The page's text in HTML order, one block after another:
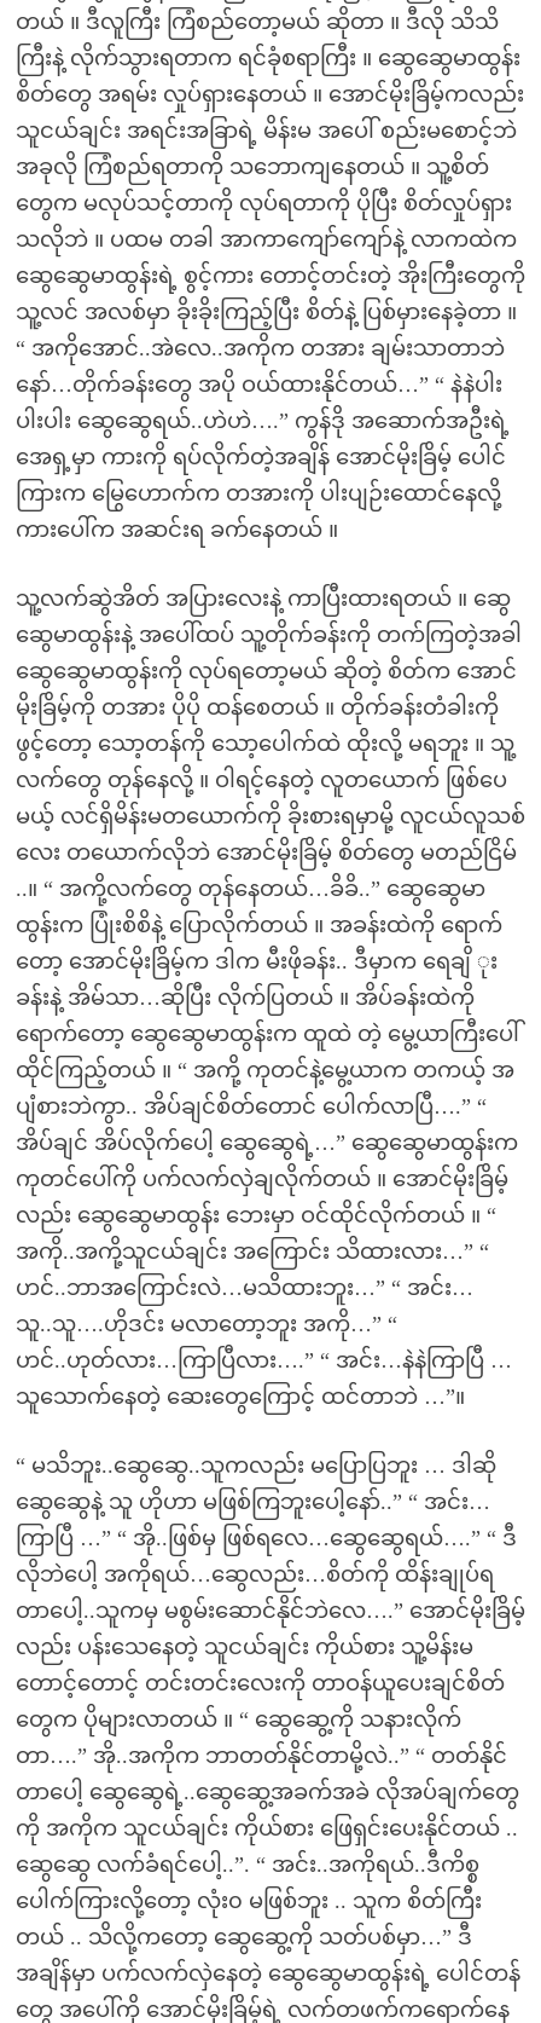
တယ် ။ ဒီလူကြီး ကြံစည်တော့မယ် ဆိုတာ ။ ဒီလို သိသိ
ကြီးနဲ့ လိုက်သွားရတာက ရင်ခုံစရာကြီး ။ ဆွေဆွေမာထွန်း
စိတ်တွေ အရမ်း လှုပ်ရှားနေတယ် ။ အောင်မိုးခြိမ့်ကလည်း
သူငယ်ချင်း အရင်းအခြာရဲ့ မိန်းမ အပေါ် စည်းမစောင့်ဘဲ
အခုလို ကြံစည်ရတာကို သဘောကျနေတယ် ။ သူ့စိတ်
တွေက မလုပ်သင့်တာကို လုပ်ရတာကို ပိုပြီး စိတ်လှုပ်ရှား
သလိုဘဲ ။ ပထမ တခါ အာကာကျော်ကျော်နဲ့ လာကထဲက
ဆွေဆွေမာထွန်းရဲ့ စွင့်ကား တောင့်တင်းတဲ့ အိုးကြီးတွေကို
သူ့လင် အလစ်မှာ ခိုးခိုးကြည့်ပြီး စိတ်နဲ့ ပြစ်မှားနေခဲ့တာ ။
“ အကိုအောင်..အဲလေ..အကိုက တအား ချမ်းသာတာဘဲ
နော်…တိုက်ခန်းတွေ အပို ဝယ်ထားနိုင်တယ်…” “ နဲနဲပါး
ပါးပါး ဆွေဆွေရယ်..ဟဲဟဲ….” ကွန်ဒို အဆောက်အဦးရဲ့
အေရှ့မှာ ကားကို ရပ်လိုက်တဲ့အချိန် အောင်မိုးခြိမ့် ပေါင်
ကြားက မြွေဟောက်က တအားကို ပါးပျဉ်းထောင်နေလို့
ကားပေါ်က အဆင်းရ ခက်နေတယ် ။
သူ့လက်ဆွဲအိတ် အပြားလေးနဲ့ ကာပြီးထားရတယ် ။ ဆွေ
ဆွေမာထွန်းနဲ့ အပေါ်ထပ် သူ့တိုက်ခန်းကို တက်ကြတဲ့အခါ
ဆွေဆွေမာထွန်းကို လုပ်ရတော့မယ် ဆိုတဲ့ စိတ်က အောင်
မိုးခြိမ့်ကို တအား ပိုပို ထန်စေတယ် ။ တိုက်ခန်းတံခါးကို
ဖွင့်တော့ သော့တန်ကို သော့ပေါက်ထဲ ထိုးလို့ မရဘူး ။ သူ့
လက်တွေ တုန်နေလို့ ။ ဝါရင့်နေတဲ့ လူတယောက် ဖြစ်ပေ
မယ့် လင်ရှိမိန်းမတယောက်ကို ခိုးစားရမှာမို့ လူငယ်လူသစ်
လေး တယောက်လိုဘဲ အောင်မိုးခြိမ့် စိတ်တွေ မတည်ငြိမ်
..။ “ အကို့လက်တွေ တုန်နေတယ်…ခိခိ..” ဆွေဆွေမာ
ထွန်းက ပြုံးစိစိနဲ့ ပြောလိုက်တယ် ။ အခန်းထဲကို ရောက်
တော့ အောင်မိုးခြိမ့်က ဒါက မီးဖိုခန်း.. ဒီမှာက ရေချိ ုး
ခန်းနဲ့ အိမ်သာ…ဆိုပြီး လိုက်ပြတယ် ။ အိပ်ခန်းထဲကို
ရောက်တော့ ဆွေဆွေမာထွန်းက ထူထဲ တဲ့ မွေ့ယာကြီးပေါ်
ထိုင်ကြည့်တယ် ။ “ အကို့ ကုတင်နဲ့မွေ့ယာက တကယ့် အ
ပျံစားဘဲကွာ.. အိပ်ချင်စိတ်တောင် ပေါက်လာပြီ….” “
အိပ်ချင် အိပ်လိုက်ပေါ့ ဆွေဆွေရဲ့…” ဆွေဆွေမာထွန်းက
ကုတင်ပေါ်ကို ပက်လက်လှဲချလိုက်တယ် ။ အောင်မိုးခြိမ့်
လည်း ဆွေဆွေမာထွန်း ဘေးမှာ ဝင်ထိုင်လိုက်တယ် ။ “
အကို..အကို့သူငယ်ချင်း အကြောင်း သိထားလား…” “
ဟင်..ဘာအကြောင်းလဲ…မသိထားဘူး…” “ အင်း…
သူ..သူ….ဟိုဒင်း မလာတော့ဘူး အကို…” “
ဟင်..ဟုတ်လား…ကြာပြီလား….” “ အင်း…နဲနဲကြာပြီ …
သူသောက်နေတဲ့ ဆေးတွေကြောင့် ထင်တာဘဲ …”။
“ မသိဘူး..ဆွေဆွေ..သူကလည်း မပြောပြဘူး … ဒါဆို
ဆွေဆွေနဲ့ သူ ဟိုဟာ မဖြစ်ကြဘူးပေါ့နော်..” “ အင်း…
ကြာပြီ …” “ အို..ဖြစ်မှ ဖြစ်ရလေ…ဆွေဆွေရယ်….” “ ဒီ
လိုဘဲပေါ့ အကိုရယ်…ဆွေလည်း…စိတ်ကို ထိန်းချုပ်ရ
တာပေါ့..သူကမှ မစွမ်းဆောင်နိုင်ဘဲလေ….” အောင်မိုးခြိမ့်
လည်း ပန်းသေနေတဲ့ သူငယ်ချင်း ကိုယ်စား သူ့မိန်းမ
တောင့်တောင့် တင်းတင်းလေးကို တာဝန်ယူပေးချင်စိတ်
တွေက ပိုများလာတယ် ။ “ ဆွေဆွေ့ကို သနားလိုက်
တာ….” အို..အကိုက ဘာတတ်နိုင်တာမို့လဲ..” “ တတ်နိုင်
တာပေါ့ ဆွေဆွေရဲ့..ဆွေဆွေ့အခက်အခဲ လိုအပ်ချက်တွေ
ကို အကိုက သူငယ်ချင်း ကိုယ်စား ဖြေရှင်းပေးနိုင်တယ် ..
ဆွေဆွေ လက်ခံရင်ပေါ့..”. “ အင်း..အကိုရယ်..ဒီကိစ္စ
ပေါက်ကြားလို့တော့ လုံး၀ မဖြစ်ဘူး .. သူက စိတ်ကြီး
တယ် .. သိလို့ကတော့ ဆွေဆွေ့ကို သတ်ပစ်မှာ…” ဒီ
အချိန်မှာ ပက်လက်လှဲနေတဲ့ ဆွေဆွေမာထွန်းရဲ့ ပေါင်တန်
တွေ အပေါ်ကို အောင်မိုးခြိမ့်ရဲ့ လက်တဖက်ကရောက်နေ